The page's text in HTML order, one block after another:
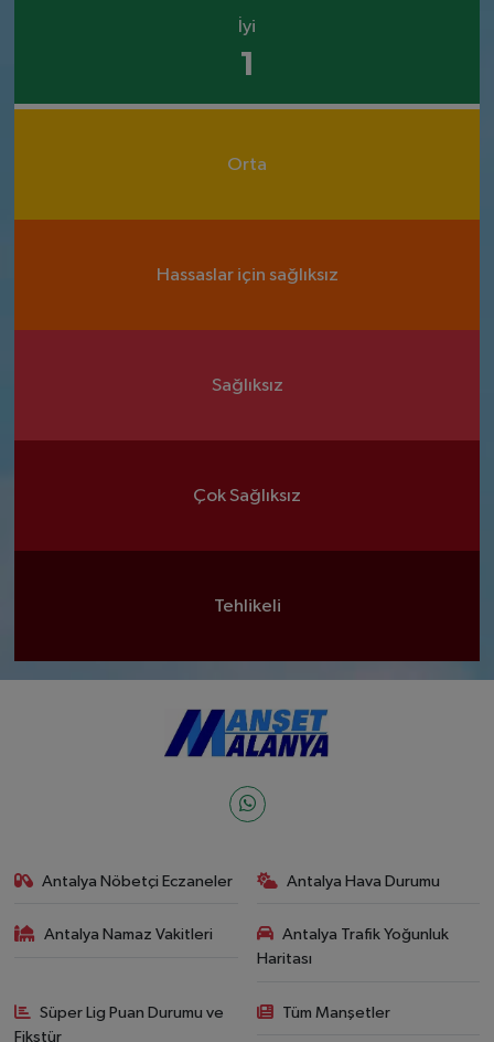
İyi
1
Orta
Hassaslar için sağlıksız
Sağlıksız
Çok Sağlıksız
Tehlikeli
Antalya Nöbetçi Eczaneler Antalya Hava Durumu
Antalya Namaz Vakitleri
Antalya Trafik Yoğunluk
Haritası
Süper Lig Puan Durumu ve
Fikstür
Tüm Manşetler